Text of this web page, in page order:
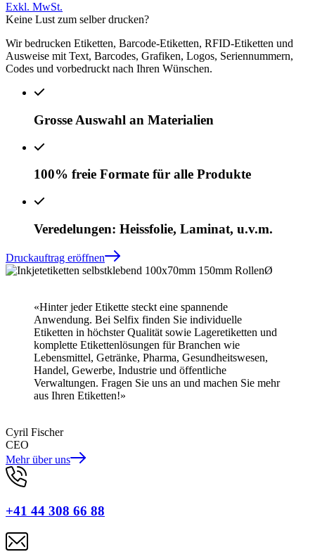
Exkl. MwSt.
Keine Lust zum selber drucken?
Wir bedrucken Etiketten, Barcode-Etiketten, RFID-Etiketten und
Ausweise mit Text, Barcodes, Grafiken, Logos, Seriennummern,
Codes und vorbedruckt nach Ihren Wünschen.
Grosse Auswahl an Materialien
100% freie Formate für alle Produkte
Veredelungen: Heissfolie, Laminat, u.v.m.
Druckauftrag eröffnen
«Hinter jeder Etikette steckt eine spannende
Anwendung. Bei Selfix finden Sie individuelle
Etiketten in höchster Qualität sowie Lageretiketten und
komplette Etikettenlösungen für Branchen wie
Lebensmittel, Getränke, Pharma, Gesundheitswesen,
Handel, Gewerbe, Industrie und öffentliche
Verwaltungen. Fragen Sie uns an und machen Sie mehr
aus Ihren Etiketten!»
Cyril Fischer
CEO
Mehr über uns
+41 44 308 66 88